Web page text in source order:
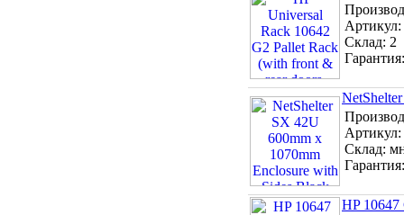
Артикул:
Склад: 2
Артикул:
Склад:
HP 10647